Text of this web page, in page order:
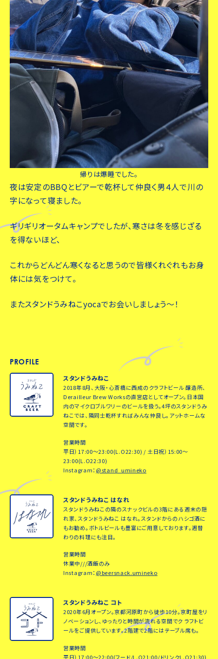
帰りは爆睡でした。
夜は安定のBBQとビアーで乾杯して仲良く男４人で川の
字になって寝ました。
ギリギリオータムキャンプでしたが、寒さは冬を感じざる
を得ないほど、
これからどんどん寒くなると思うので皆様くれぐれもお身
体には気をつけて。
またスタンドうみねこyocaでお会いしましょう〜！
PROFILE
スタンドうみねこ
2018年8月、大阪・心斎橋に西成のクラフトビール 醸造所、
Derailleur Brew Worksの直営店としてオープン。日本国
内のマイクロブルワリーのビールを扱う。4坪のスタンドうみ
ねこでは、隣同士乾杯すればみんな仲良し。アットホームな
空間です。
営業時間
平日）17:00～23:00(L.O22:30) / 土日祝）15:00～
23:00(L.O22:30)
Instagram： @stand_umineko
スタンドうみねこ はなれ
スタンドうみねこの隣のスナックビルの3階にある週末の隠
れ家、スタンドうみねこ はなれ。スタンドからのハシゴ酒に
もお勧め。ボトルビールも豊富にご用意しております。週替
わりの料理にも注目。
営業時間
休業中///酒飯のみ
Instagram： @beersnack.umineko
スタンドうみねこ コト
2020年6月オープン。京都河原町から徒歩10分。京町屋をリ
ノベーションし、ゆったりと時間が流れる空間でク ラフトビ
ールをご提供しています。2階建で2階にはテーブル席も。
営業時間
平日）17:00～22:00(フード/L.O21:00/ドリンクL.O21:30)